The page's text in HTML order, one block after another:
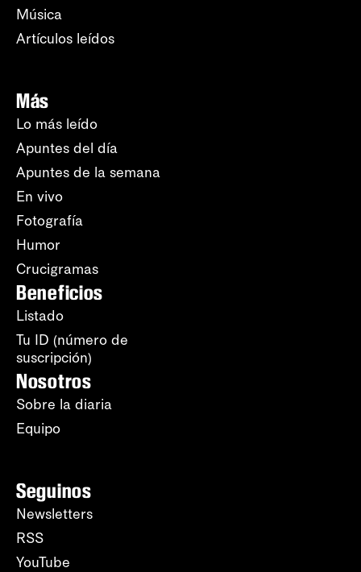
Música
Artículos leídos
Más
Lo más leído
Apuntes del día
Apuntes de la semana
En vivo
Fotografía
Humor
Crucigramas
Beneficios
Listado
Tu ID (número de
suscripción)
Nosotros
Sobre la diaria
Equipo
Seguinos
Newsletters
RSS
YouTube